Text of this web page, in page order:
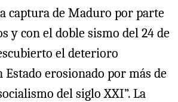
captura de Maduro por parte
y con el doble sismo del 24 de
el deterioro
erosionado por más de
del siglo XXI”. La